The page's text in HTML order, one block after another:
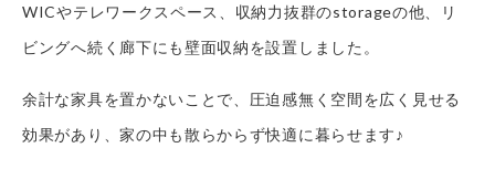
WICやテレワークスペース、収納力抜群のstorageの他、リ
ビングへ続く廊下にも壁面収納を設置しました。
余計な家具を置かないことで、圧迫感無く空間を広く見せる
効果があり、家の中も散らからず快適に暮らせます♪